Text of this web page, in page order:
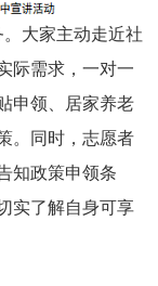
大家主动走近社
际需求，一对一
申领、居家养老
。同时，志愿者
知政策申领条
实了解自身可享